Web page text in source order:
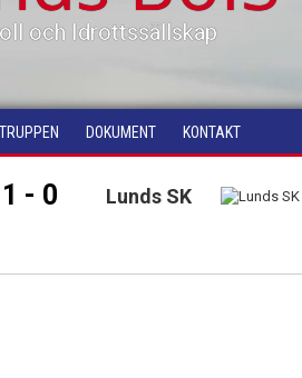
och Idrottssällskap
TRUPPEN DOKUMENT KONTAKT
1 - 0 Lunds SK